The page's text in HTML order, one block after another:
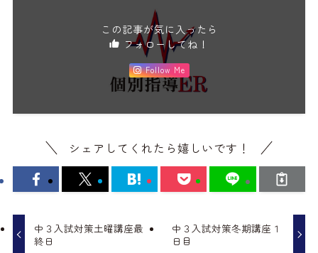
この記事が気に入ったら
フォローしてね！
Follow Me
シェアしてくれたら嬉しいです！
中３入試対策土曜講座最
終日
中３入試対策冬期講座１
日目